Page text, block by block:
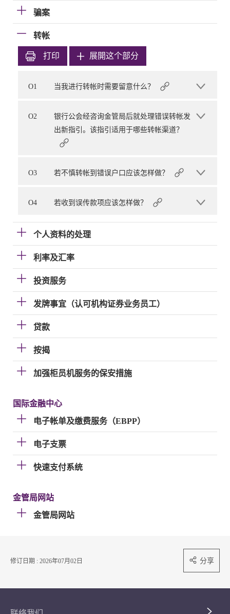
骗案
转帐
打印 展開这个部分
O1 当我进行转帐时需要留意什么？
O2
银行公会经咨询金管局后就处理错误转帐发
出新指引。该指引适用于哪些转帐渠道？
O3 若不慎转帐到错误户口应该怎样做？
O4 若收到误传款项应该怎样做？
个人资料的处理
利率及汇率
投资服务
发牌事宜（认可机构证券业务员工）
贷款
按揭
加强柜员机服务的保安措施
国际金融中心
电子帐单及缴费服务（EBPP）
电子支票
快速支付系统
金管局网站
金管局网站
修订日期 : 2026年07月02日 分享